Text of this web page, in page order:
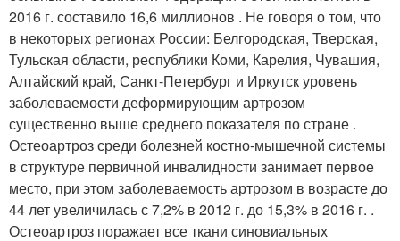
2016 г. составило 16,6 миллионов . Не говоря о том, что
в некоторых регионах России: Белгородская, Тверская,
Тульская области, республики Коми, Карелия, Чувашия,
Алтайский край, Санкт-Петербург и Иркутск уровень
заболеваемости деформирующим артрозом
существенно выше среднего показателя по стране .
Остеоартроз среди болезней костно-мышечной системы
в структуре первичной инвалидности занимает первое
место, при этом заболеваемость артрозом в возрасте до
44 лет увеличилась с 7,2% в 2012 г. до 15,3% в 2016 г. .
Остеоартроз поражает все ткани синовиальных